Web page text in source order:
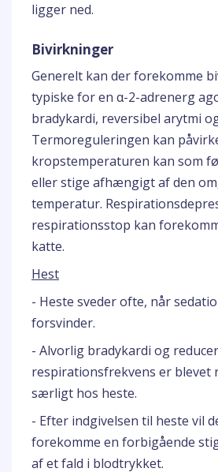
ligger ned.
Bivirkninger
Generelt kan der forekomme
typiske for en α-2-adrenerg
bradykardi, reversibel arytmi
Termoreguleringen kan
kropstemperaturen kan som
eller stige afhængigt af den
temperatur.
respirationsstop kan
katte.
Hest
- Heste sveder ofte, når
forsvinder.
- Alvorlig bradykardi og
respirationsfrekvens er blevet
særligt hos heste.
- Efter indgivelsen til heste vil
forekomme en forbigående
af et fald i blodtrykket.